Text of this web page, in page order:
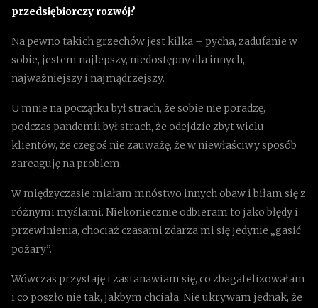
przedsiębiorczy rozwój?
Na pewno takich grzechów jest kilka – pycha, zadufanie w
sobie, jestem najlepszy, niedostępny dla innych,
najważniejszy i najmądrzejszy.
U mnie na początku był strach, że sobie nie poradzę,
podczas pandemii był strach, że odejdzie zbyt wielu
klientów, że czegoś nie zauważę, że w niewłaściwy sposób
zareaguję na problem.
W międzyczasie miałam mnóstwo innych obaw i biłam się z
różnymi myślami. Niekoniecznie odbieram to jako błędy i
przewinienia, chociaż czasami zdarza mi się jedynie „gasić
pożary”.
Wówczas przystaję i zastanawiam się, co zbagatelizowałam
i co poszło nie tak, jakbym chciała. Nie ukrywam jednak, że